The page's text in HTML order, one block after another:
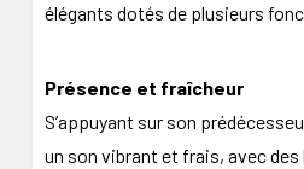
élégants dotés de plusieurs
Présence et fraîcheur
S’appuyant sur son
un son vibrant et frais, avec